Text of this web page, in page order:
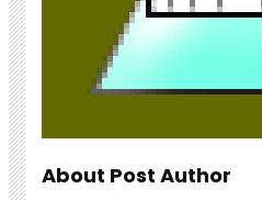
About Post Author